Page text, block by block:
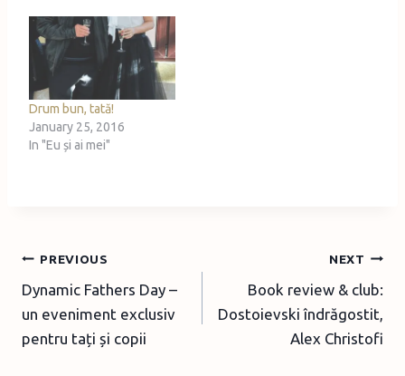
Drum bun, tată!
January 25, 2016
In "Eu și ai mei"
Post
navigation
PREVIOUS
Dynamic Fathers Day –
un eveniment exclusiv
pentru tați și copii
NEXT
Book review & club:
Dostoievski îndrăgostit,
Alex Christofi